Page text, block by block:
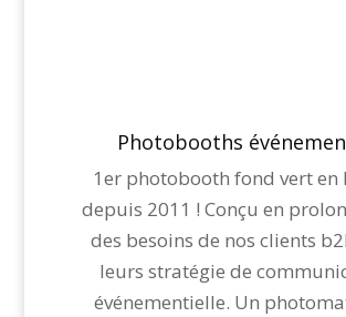
Photobooths
1er photobooth fond vert en
depuis 2011 ! Conçu en
des besoins de nos clients
leurs stratégie de
événementielle. Un